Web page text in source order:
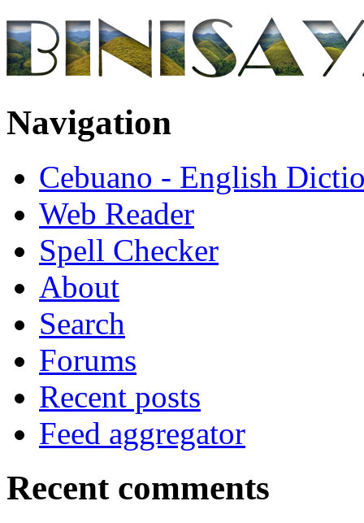
Navigation
Cebuano - English
Web Reader
Spell Checker
About
Search
Forums
Recent posts
Feed aggregator
Recent comments